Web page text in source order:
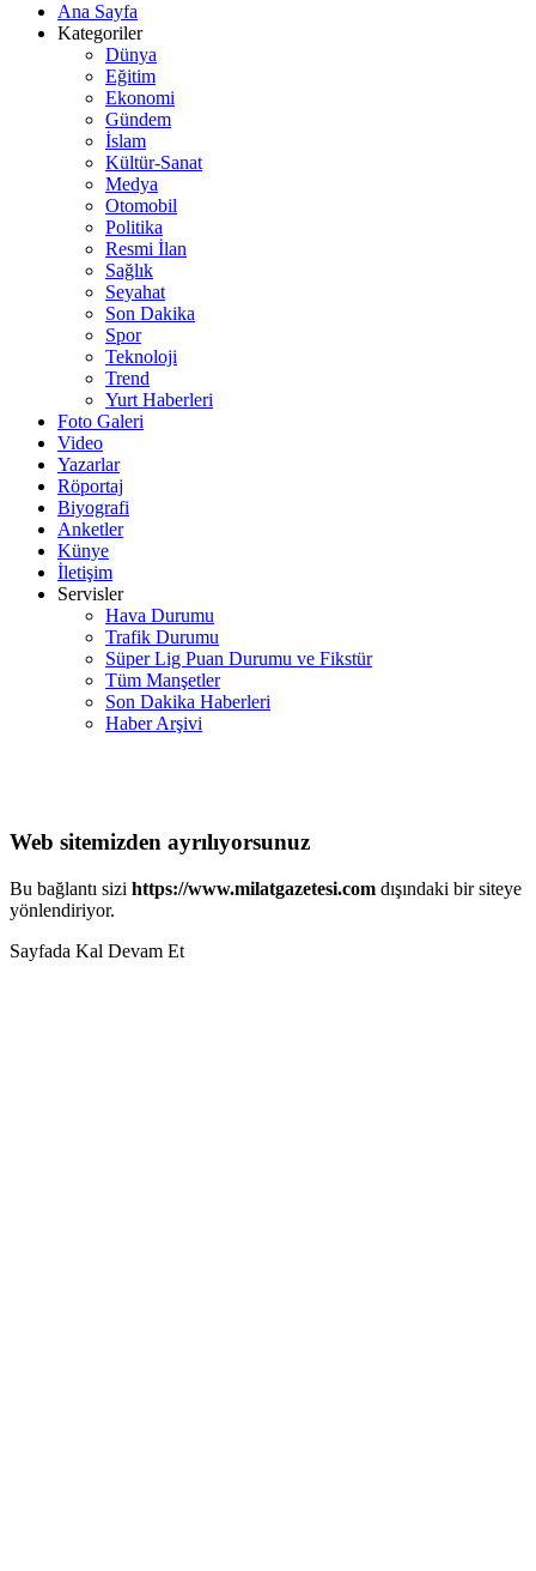
Ana Sayfa
Kategoriler
Dünya
Eğitim
Ekonomi
Gündem
İslam
Kültür-Sanat
Medya
Otomobil
Politika
Resmi İlan
Sağlık
Seyahat
Son Dakika
Spor
Teknoloji
Trend
Yurt Haberleri
Foto Galeri
Video
Yazarlar
Röportaj
Biyografi
Anketler
Künye
İletişim
Servisler
Hava Durumu
Trafik Durumu
Süper Lig Puan Durumu ve Fikstür
Tüm Manşetler
Son Dakika Haberleri
Haber Arşivi
Web sitemizden ayrılıyorsunuz
Bu bağlantı sizi https://www.milatgazetesi.com dışındaki bir siteye
yönlendiriyor.
Sayfada Kal Devam Et